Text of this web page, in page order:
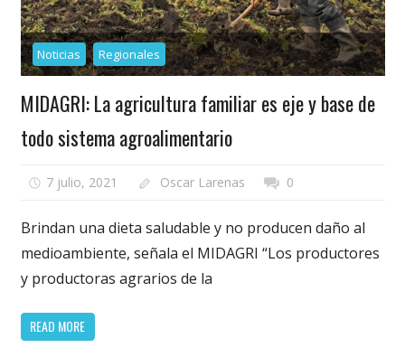
Noticias Regionales
MIDAGRI: La agricultura familiar es eje y base de
todo sistema agroalimentario
7 julio, 2021 Oscar Larenas 0
Brindan una dieta saludable y no producen daño al
medioambiente, señala el MIDAGRI “Los productores
y productoras agrarios de la
READ MORE